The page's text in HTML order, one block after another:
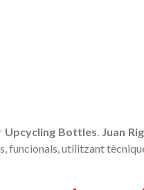
Upcycling Bottles. Juan
, funcionals,utilitzant